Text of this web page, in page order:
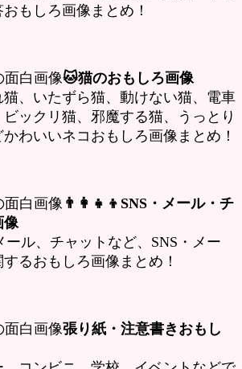
もしろ画像まとめ！
白画像🐱猫のおもしろ画像
、いたずら猫、動けない猫、電車
ックリ猫、邪魔する猫、うっとり
わいいネコおもしろ画像まとめ！
白画像 👨‍👩‍👧‍👦SNS・メール・チ
像
ール、チャットなど、SNS・メー
るおもしろ画像まとめ！
白画像張り紙・注意書きおもし